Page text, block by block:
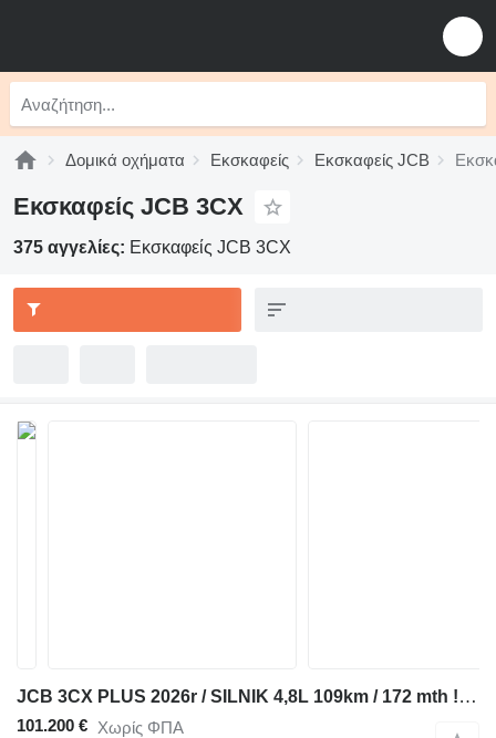
Δομικά οχήματα Εκσκαφείς Εκσκαφείς JCB
Εκσκαφείς JCB 3CX
375 αγγελίες: Εκσκαφείς JCB 3CX
JCB 3CX PLUS 2026r / SILNIK 4,8L 109km / 172 mth ! / KLIMA 9012
101.200 € Χωρίς ΦΠΑ